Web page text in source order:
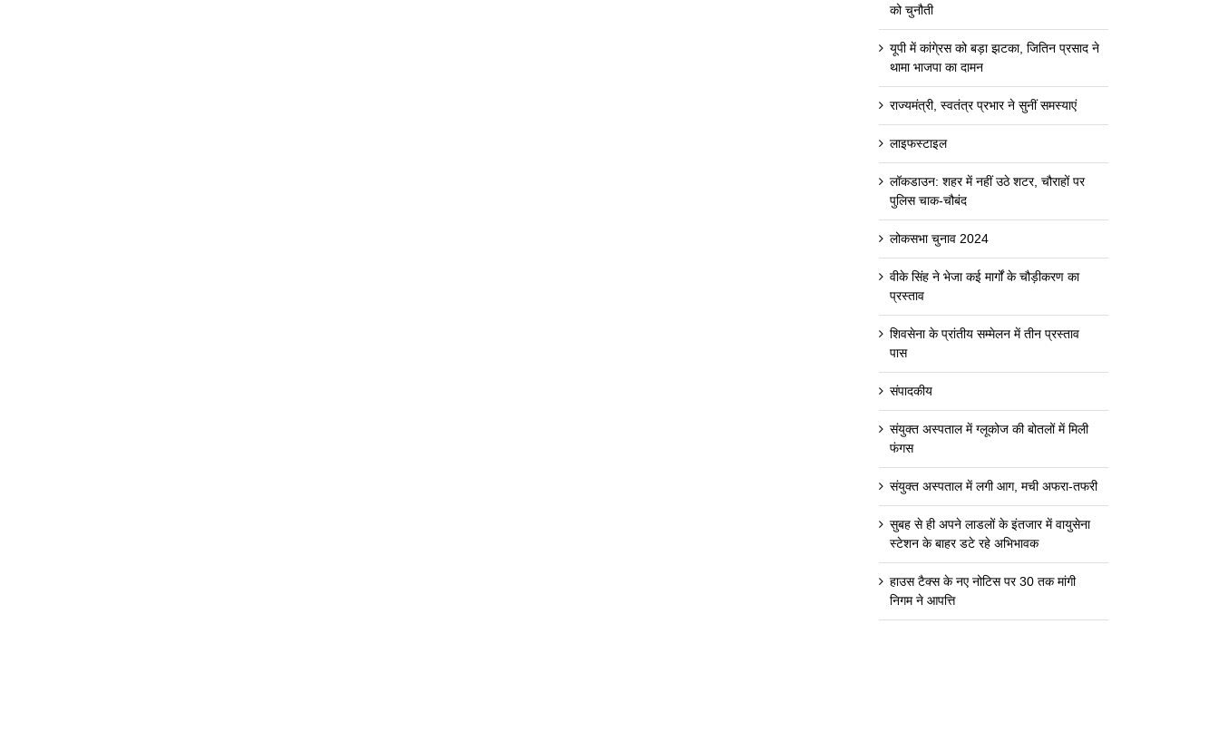
को चुनौती
यूपी में कांगे्रस को बड़ा झटका, जितिन प्रसाद ने
थामा भाजपा का दामन
राज्यमंत्री, स्वतंत्र प्रभार ने सुनीं समस्याएं
लाइफस्टाइल
लॉकडाउन: शहर में नहीं उठे शटर, चौराहों पर
पुलिस चाक-चौबंद
लोकसभा चुनाव 2024
वीके सिंह ने भेजा कई मार्गों के चौड़ीकरण का
प्रस्ताव
शिवसेना के प्रांतीय सम्मेलन में तीन प्रस्ताव
पास
संपादकीय
संयुक्त अस्पताल में ग्लूकोज की बोतलों में मिली
फंगस
संयुक्त अस्पताल में लगी आग, मची अफरा-तफरी
सुबह से ही अपने लाडलों के इंतजार में वायुसेना
स्टेशन के बाहर डटे रहे अभिभावक
हाउस टैक्स के नए नोटिस पर 30 तक मांगी
निगम ने आपत्ति